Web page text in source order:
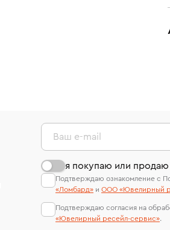
Ваш e-mail
я покупаю или
Подтверждаю ознакомление с
«Ломбард» и ООО «Ювелирный
Подтверждаю согласия на
«Ювелирный ресейл-сервиc».